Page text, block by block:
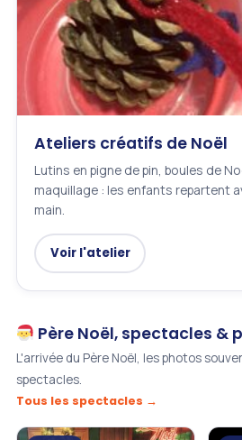
Ateliers créatifs de Noël
Lutins en pigne de pin, boules de
maquillage : les enfants repartent
main.
Voir l'atelier
Père Noël, spectacles &
L'arrivée du Père Noël, les photos
spectacles.
Tous les spectacles →